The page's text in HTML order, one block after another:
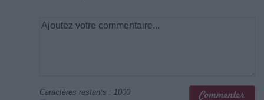
Caractères restants : 1000